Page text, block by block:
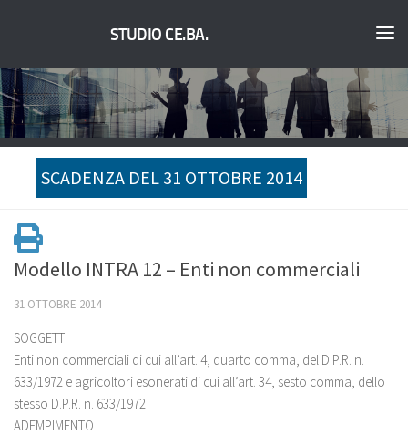
STUDIO CE.BA.
SCADENZA DEL 31 OTTOBRE 2014
Modello INTRA 12 – Enti non commerciali
31 OTTOBRE 2014
SOGGETTI
Enti non commerciali di cui all’art. 4, quarto comma, del D.P.R. n.
633/1972 e agricoltori esonerati di cui all’art. 34, sesto comma, dello
stesso D.P.R. n. 633/1972
ADEMPIMENTO